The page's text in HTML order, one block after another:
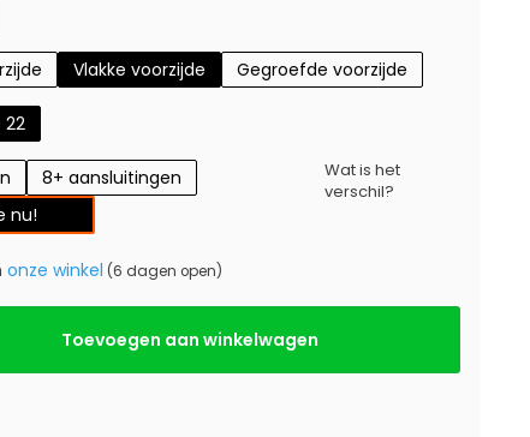
Vlakke voorzijde Gegroefde voorzijde
22
8+ aansluitingen
nu!
Wat is het
verschil?
onze winkel (6 dagen open)
Toevoegen aan winkelwagen